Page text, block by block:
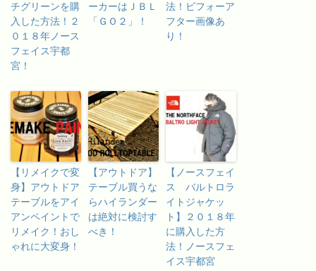
チグリーンを購
入した方法！２
０１８年ノース
フェイス宇都
宮！
ーカーはＪＢＬ
「ＧＯ２」！
法！ビフォーア
フター画像あ
り！
【リメイクで変
身】アウトドア
テーブルをアイ
アンペイントで
リメイク！おし
ゃれに大変身！
【アウトドア】
テーブル買うな
らハイランダー
は絶対に検討す
べき！
【ノースフェイ
ス バルトロラ
イトジャケッ
ト】２０１８年
に購入した方
法！ノースフェ
イス宇都宮